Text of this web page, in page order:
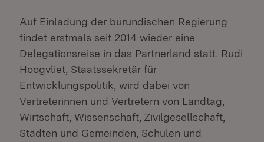
Auf Einladung der burundischen Regierung
findet erstmals seit 2014 wieder eine
Delegationsreise in das Partnerland statt. Rudi
Hoogvliet, Staatssekretär für
Entwicklungspolitik, wird dabei von
Vertreterinnen und Vertretern von Landtag,
Wirtschaft, Wissenschaft, Zivilgesellschaft,
Städten und Gemeinden, Schulen und